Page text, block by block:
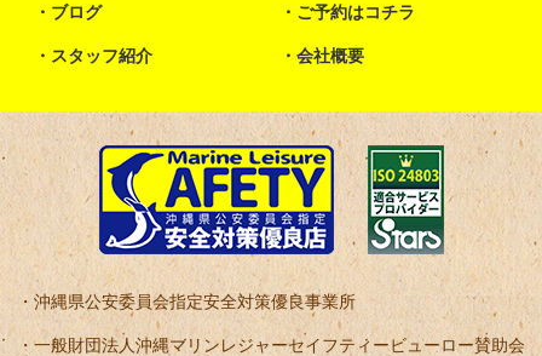
ブログ ご予約はコチラ
スタッフ紹介 会社概要
沖縄県公安委員会指定安全対策優良事業所
一般財団法人沖縄マリンレジャーセイフティービューロー賛助会